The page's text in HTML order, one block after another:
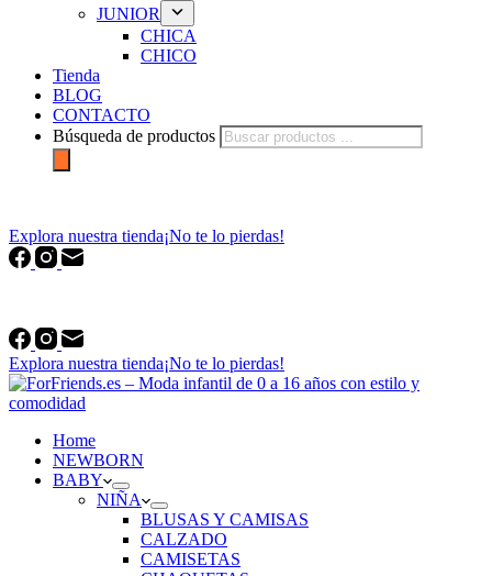
JUNIOR
CHICA
CHICO
Tienda
BLOG
CONTACTO
Búsqueda de productos
Explora nuestra tienda¡No te lo pierdas!
Explora nuestra tienda¡No te lo pierdas!
Home
NEWBORN
BABY
NIÑA
BLUSAS Y CAMISAS
CALZADO
CAMISETAS